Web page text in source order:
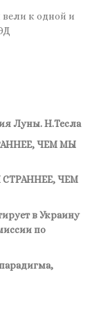
к одной и
Луны. Н.Тесла
ЧЕМ МЫ
ЧЕМ
в Украину
по